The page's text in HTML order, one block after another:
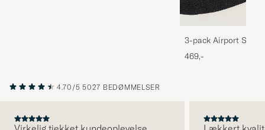
3-pack Airport
Melange
469,-
4.70/5 5027 BEDØMMELSER